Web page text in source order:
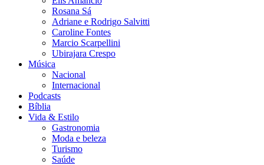
Rosana Sá
Adriane e Rodrigo Salvitti
Caroline Fontes
Marcio Scarpellini
Ubirajara Crespo
Música
Nacional
Internacional
Podcasts
Bíblia
Vida & Estilo
Gastronomia
Moda e beleza
Turismo
Saúde